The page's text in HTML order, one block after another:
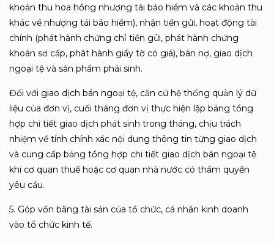
khoản thu hoa hồng nhượng tái bảo hiểm và các khoản thu
khác về nhượng tái bảo hiểm), nhận tiền gửi, hoạt động tài
chính (phát hành chứng chỉ tiền gửi, phát hành chứng
khoán sơ cấp, phát hành giấy tờ có giá), bán nợ, giao dịch
ngoại tệ và sản phẩm phái sinh.
Đối với giao dịch bán ngoại tệ, căn cứ hệ thống quản lý dữ
liệu của đơn vị, cuối tháng đơn vị thực hiện lập bảng tổng
hợp chi tiết giao dịch phát sinh trong tháng, chịu trách
nhiệm về tính chính xác nội dung thông tin từng giao dịch
và cung cấp bảng tổng hợp chi tiết giao dịch bán ngoại tệ
khi cơ quan thuế hoặc cơ quan nhà nước có thẩm quyền
yêu cầu.
5. Góp vốn bằng tài sản của tổ chức, cá nhân kinh doanh
vào tổ chức kinh tế.